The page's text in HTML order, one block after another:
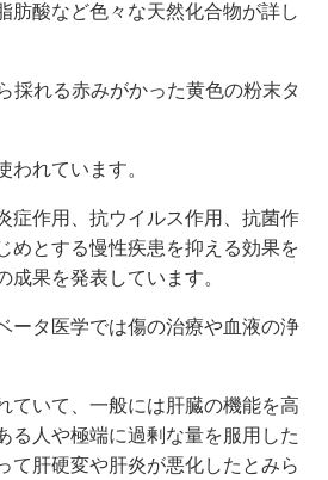
肪酸など色々な天然化合物が詳し
採れる赤みがかった黄色の粉末タ
れています。
症作用、抗ウイルス作用、抗菌作
めとする慢性疾患を抑える効果を
果を発表しています。
ータ医学では傷の治療や血液の浄
ていて、一般には肝臓の機能を高
る人や極端に過剰な量を服用した
て肝硬変や肝炎が悪化したとみら